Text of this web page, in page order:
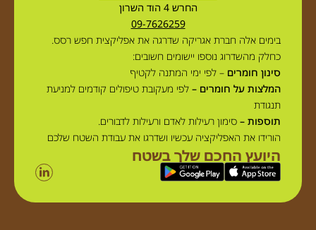
החרש 4 הוד השרון
09-7626259
בימים אלה חברת אגריקה שדרגה את אפליקצית חפש רסס.
כחלק מהשדרוג נוספו יישומים חשובים:
סינון חומרים – לפי ימי המתנה לקטיף
המלצות על חומרים – לפי מעקובת טיפולים קודמים למניעת
תנגודת
תוספות – סימון רעילות לאדם ורעילות לדבורים.
הורידו את האפליקציה עכשיו ושדרגו את עבודת השטח שלכם
היועץ החכם שלך בשטח